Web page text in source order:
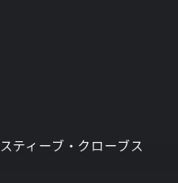
スティーブ・クローブス